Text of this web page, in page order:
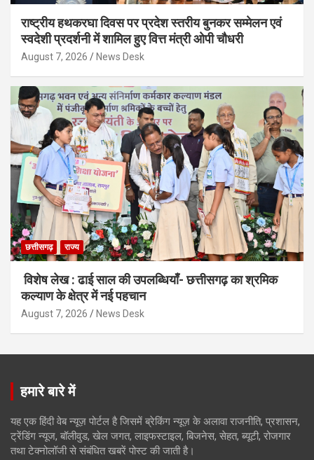
राष्ट्रीय हथकरघा दिवस पर प्रदेश स्तरीय बुनकर सम्मेलन एवं
स्वदेशी प्रदर्शनी में शामिल हुए वित्त मंत्री ओपी चौधरी
August 7, 2026 News Desk
छत्तीसगढ़ राज्य
विशेष लेख : ढाई साल की उपलब्धियाँ- छत्तीसगढ़ का श्रमिक
कल्याण के क्षेत्र में नई पहचान
August 7, 2026 News Desk
हमारे बारे में
यह एक हिंदी वेब न्यूज़ पोर्टल है जिसमें ब्रेकिंग न्यूज़ के अलावा राजनीति, प्रशासन,
ट्रेंडिंग न्यूज, बॉलीवुड, खेल जगत, लाइफस्टाइल, बिजनेस, सेहत, ब्यूटी, रोजगार
तथा टेक्नोलॉजी से संबंधित खबरें पोस्ट की जाती है।